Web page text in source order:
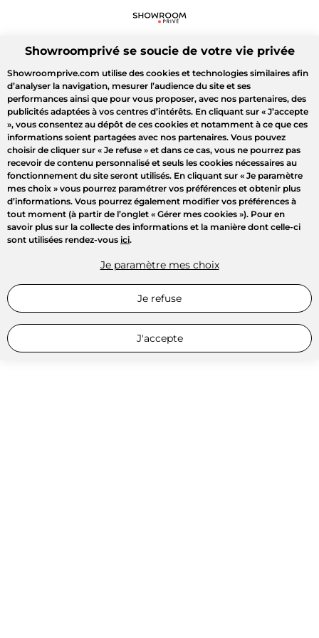
Showroomprivé se soucie de votre vie privée
Showroomprive.com utilise des cookies et technologies similaires afin
d’analyser la navigation, mesurer l’audience du site et ses
performances ainsi que pour vous proposer, avec nos partenaires, des
publicités adaptées à vos centres d’intérêts. En cliquant sur « J’accepte
», vous consentez au dépôt de ces cookies et notamment à ce que ces
informations soient partagées avec nos partenaires. Vous pouvez
choisir de cliquer sur « Je refuse » et dans ce cas, vous ne pourrez pas
recevoir de contenu personnalisé et seuls les cookies nécessaires au
fonctionnement du site seront utilisés. En cliquant sur « Je paramètre
mes choix » vous pourrez paramétrer vos préférences et obtenir plus
d’informations. Vous pourrez également modifier vos préférences à
tout moment (à partir de l’onglet « Gérer mes cookies »). Pour en
savoir plus sur la collecte des informations et la manière dont celle-ci
sont utilisées rendez-vous ici.
Je paramètre mes choix
Je refuse
J'accepte